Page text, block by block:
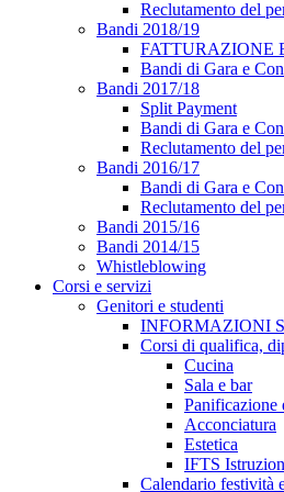
Reclutamento del
Bandi 2018/19
FATTURAZIONE
Bandi di Gara e
Bandi 2017/18
Split Payment
Bandi di Gara e
Reclutamento del
Bandi 2016/17
Bandi di Gara e
Reclutamento del
Bandi 2015/16
Bandi 2014/15
Whistleblowing
Corsi e servizi
Genitori e studenti
INFORMAZIONI
Corsi di qualifica,
Cucina
Sala e bar
Panificazione
Acconciatura
Estetica
IFTS
Calendario festività